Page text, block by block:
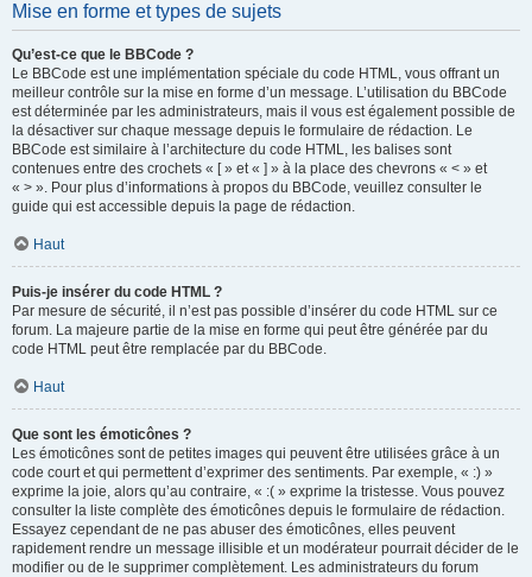
Mise en forme et types de sujets
Qu’est-ce que le BBCode ?
Le BBCode est une implémentation spéciale du code HTML, vous offrant un
meilleur contrôle sur la mise en forme d’un message. L’utilisation du BBCode
est déterminée par les administrateurs, mais il vous est également possible de
la désactiver sur chaque message depuis le formulaire de rédaction. Le
BBCode est similaire à l’architecture du code HTML, les balises sont
contenues entre des crochets « [ » et « ] » à la place des chevrons « < » et
« > ». Pour plus d’informations à propos du BBCode, veuillez consulter le
guide qui est accessible depuis la page de rédaction.
Haut
Puis-je insérer du code HTML ?
Par mesure de sécurité, il n’est pas possible d’insérer du code HTML sur ce
forum. La majeure partie de la mise en forme qui peut être générée par du
code HTML peut être remplacée par du BBCode.
Haut
Que sont les émoticônes ?
Les émoticônes sont de petites images qui peuvent être utilisées grâce à un
code court et qui permettent d’exprimer des sentiments. Par exemple, « :) »
exprime la joie, alors qu’au contraire, « :( » exprime la tristesse. Vous pouvez
consulter la liste complète des émoticônes depuis le formulaire de rédaction.
Essayez cependant de ne pas abuser des émoticônes, elles peuvent
rapidement rendre un message illisible et un modérateur pourrait décider de le
modifier ou de le supprimer complètement. Les administrateurs du forum